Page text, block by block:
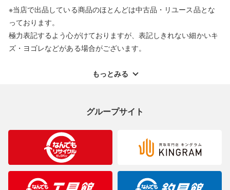
返品・交換について
※当店で出品している商品のほとんどは中古品・リユース品とな
っております。
極力表記するよう心がけておりますが、表記しきれない細かいキ
ズ・ヨゴレなどがある場合がございます。
ご理解くださいますようお願い申し上げます。
合がございますのでご了承ください。
※表記したカラー名は、当社が判断した名称を掲載しています。
製造元が定めたカラー名と異なることもあります。色調などご不
明なことがありましたらご購入前にお問い合わせください。
もっとみる
グループサイト